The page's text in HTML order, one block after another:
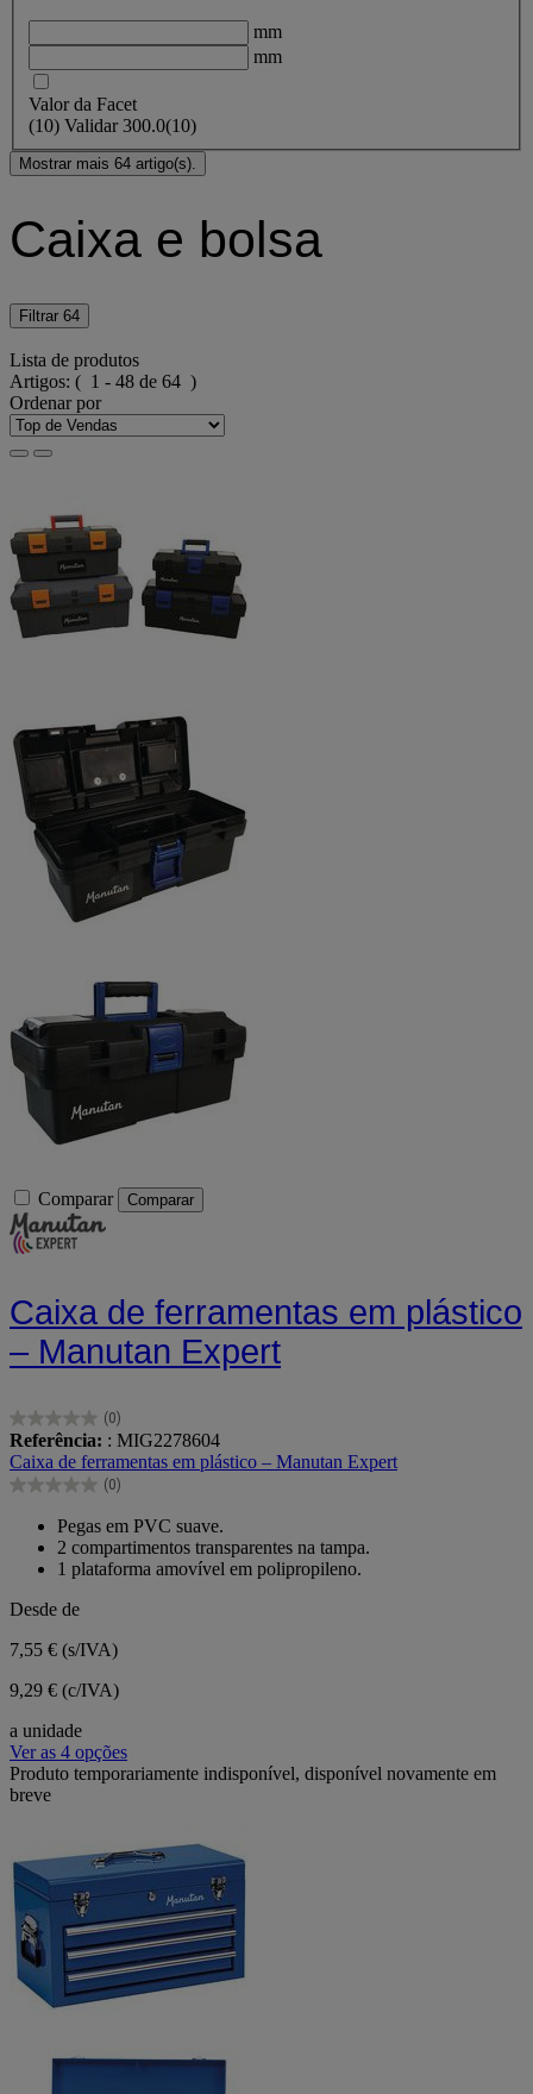
mm
mm
Valor da Facet
(10) Validar300.0(10)
Mostrar mais 64 artigo(s).
Caixa e bolsa
Filtrar 64
Lista de produtos
Artigos: ( 1 - 48 de 64 )
Ordenar por
Comparar Comparar
Caixa de ferramentas em plástico
– Manutan Expert
(0)
0.0
em
5
estrelas.
Referência: : MIG2278604
Caixa de ferramentas em plástico – Manutan Expert
(0)
0.0
estrelas.
Pegas em PVC suave.
2 compartimentos transparentes na tampa.
1 plataforma amovível em polipropileno.
Desde de
7,55 € (s/IVA)
9,29 € (c/IVA)
a unidade
Ver as 4 opções
Produto temporariamente indisponível, disponível novamente em
breve